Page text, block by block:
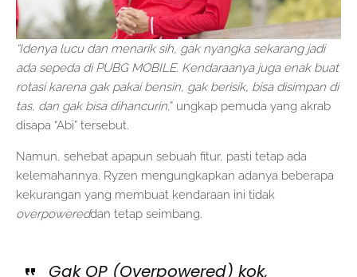
“Idenya lucu dan menarik sih, gak nyangka sekarang jadi
ada sepeda di PUBG MOBILE. Kendaraanya juga enak buat
rotasi karena gak pakai bensin, gak berisik, bisa disimpan di
tas, dan gak bisa dihancurin,” ungkap pemuda yang akrab
disapa “Abi” tersebut.
Namun, sehebat apapun sebuah fitur, pasti tetap ada
kelemahannya. Ryzen mengungkapkan adanya beberapa
kekurangan yang membuat kendaraan ini tidak
overpowereddan tetap seimbang.
Gak OP (Overpowered) kok,